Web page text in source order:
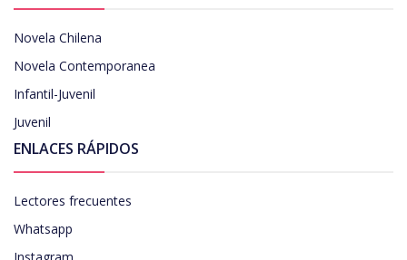
Novela Chilena
Novela Contemporanea
Infantil-Juvenil
Juvenil
ENLACES RÁPIDOS
Lectores frecuentes
Whatsapp